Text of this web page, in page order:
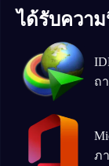
ได้รับควา
ถ
ภ